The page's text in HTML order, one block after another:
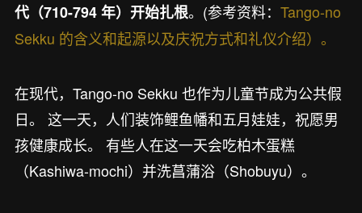
代（710-794 年）开始扎根。(参考资料： Tango-no
Sekku 的含义和起源以及庆祝方式和礼仪介绍）。
在现代，Tango-no Sekku 也作为儿童节成为公共假
日。 这一天，人们装饰鲤鱼幡和五月娃娃，祝愿男
孩健康成长。 有些人在这一天会吃柏木蛋糕
（Kashiwa-mochi）并洗菖蒲浴（Shobuyu）。